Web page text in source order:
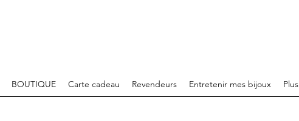
BOUTIQUE Carte cadeau Revendeurs Entretenir mes bijoux Plus